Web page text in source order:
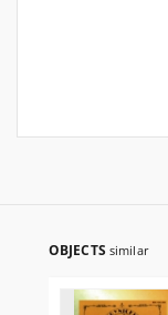
OBJECTS similar